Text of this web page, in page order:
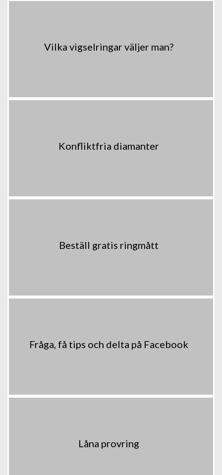
Vilka vigselringar väljer man?
Konfliktfria diamanter
Beställ gratis ringmått
Fråga, få tips och delta på Facebook
Låna provring